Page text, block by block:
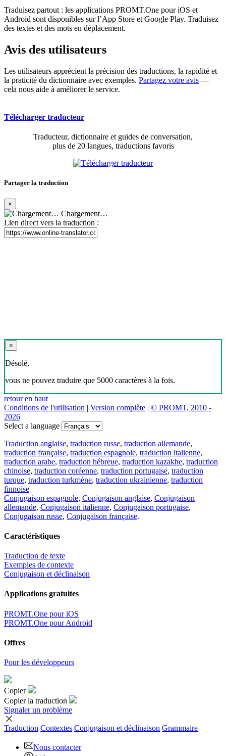
Traduisez partout : les applications PROMT.One pour iOS et
Android sont disponibles sur l’App Store et Google Play. Traduisez
des textes et des mots en déplacement.
Avis des utilisateurs
Les utilisateurs apprécient la précision des traductions, la rapidité et
la praticité du dictionnaire avec exemples. Partagez votre avis —
cela nous aide à améliorer le service.
Télécharger traducteur
Traducteur, dictionnaire et guides de conversation,
plus de 20 langues, traductions favoris
Partager la traduction
×
Chargement…
Lien direct vers la traduction :
×
Désolé,
vous ne pouvez traduire que 5000 caractères à la fois.
retour en haut
Conditions de l'utilisation | Version complète | © PROMT, 2010 -
2026
Select a language
Traduction anglaise, traduction russe, traduction allemande,
traduction française, traduction espagnole, traduction italienne,
traduction arabe, traduction hébreue, traduction kazakhe, traduction
chinoise, traduction coréenne, traduction portugaise, traduction
turque, traduction turkmène, traduction ukrainienne, traduction
finnoise
Conjugaison espagnole, Conjugaison anglaise, Conjugaison
allemande, Conjugaison italienne, Conjugaison portugaise,
Conjugaison russe, Conjugaison française.
Caractéristiques
Traduction de texte
Exemples de contexte
Conjugaison et déclinaison
Applications gratuites
PROMT.One pour iOS
PROMT.One pour Android
Offres
Pour les développeurs
Copier
Copier la traduction
Signaler un problème
Traduction Contextes Conjugaison et déclinaison Grammaire
Nous contacter